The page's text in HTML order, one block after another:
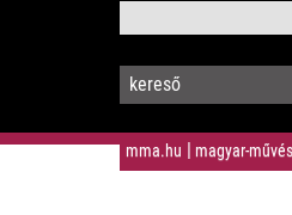
mma.hu magyar-